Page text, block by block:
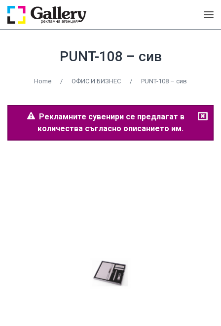
PUNT-108 – сив
Home / ОФИС И БИЗНЕС / PUNT-108 – сив
Рекламните сувенири се предлагат в
количества съгласно описанието им.